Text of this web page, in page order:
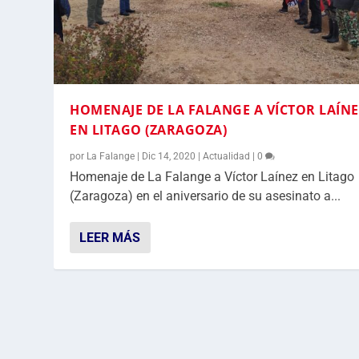
HOMENAJE DE LA FALANGE A VÍCTOR
EN LITAGO (ZARAGOZA)
por La Falange Dic 14, 2020 |Actualidad |0
Homenaje de La Falange a Víctor Laínez en Litago
(Zaragoza) en el aniversario de su asesinato a...
LEER MÁS